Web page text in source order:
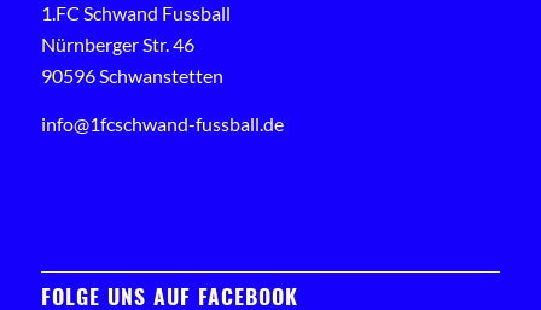
1.FC Schwand Fussball
Nürnberger Str. 46
90596 Schwanstetten
info@1fcschwand-fussball.de
FOLGE UNS AUF FACEBOOK